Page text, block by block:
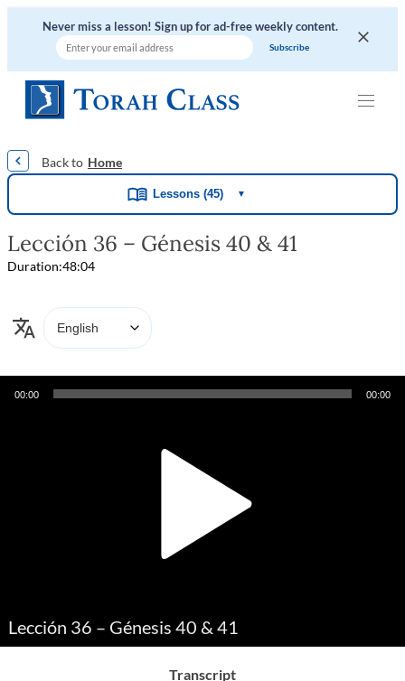
Never miss a lesson! Sign up for ad-free weekly content.
Home
Lessons (45) ▼
Lección 36 – Génesis 40 & 41
Duration:48:04
00:00 00:00
Lección 36 – Génesis 40 & 41
Transcript